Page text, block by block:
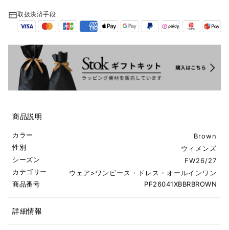
取扱決済手段
商品説明
カラー
Brown
性別
ウィメンズ
シーズン
FW26/27
カテゴリー
ウェア>ワンピース・ドレス・オールインワン
商品番号
PF26041XBBRBROWN
詳細情報